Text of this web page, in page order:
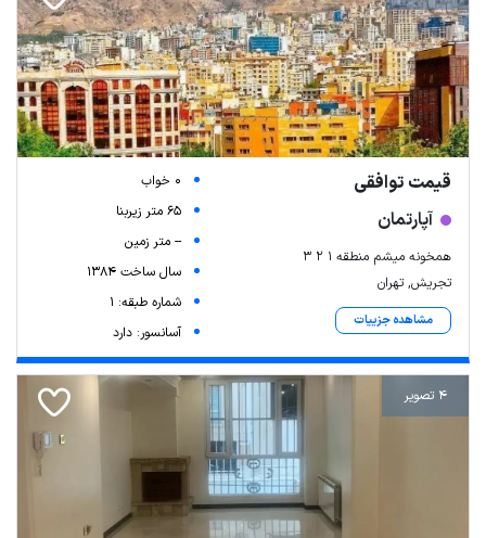
قیمت توافقی
آپارتمان
همخونه میشم منطقه ۱ ۲ ۳
تجریش, تهران
مشاهده جزییات
0 خواب
65 متر زیربنا
-- متر زمین
سال ساخت 1384
شماره طبقه: 1
آسانسور: دارد
4 تصویر